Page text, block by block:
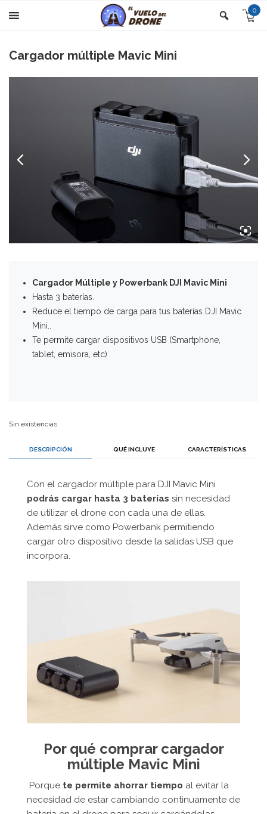
0
Cargador múltiple Mavic Mini
Cargador Múltiple y Powerbank DJI Mavic Mini
Hasta 3 baterías.
Reduce el tiempo de carga para tus baterías DJI Mavic
Mini..
Te permite cargar dispositivos USB (Smartphone,
tablet, emisora, etc)
Sin existencias
DESCRIPCIÓN QUÉ INCLUYE CARACTERÍSTICAS
Con el cargador múltiple para DJI Mavic Mini
podrás cargar hasta 3 baterías sin necesidad
de utilizar el drone con cada una de ellas.
Además sirve como Powerbank permitiendo
cargar otro dispositivo desde la salidas USB que
incorpora.
Por qué comprar cargador
múltiple Mavic Mini
Porque te permite ahorrar tiempo al evitar la
necesidad de estar cambiando continuamente de